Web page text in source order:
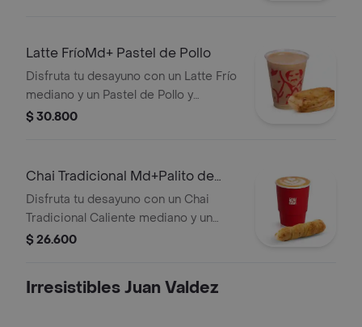
Latte FríoMd+ Pastel de Pollo
Disfruta tu desayuno con un Latte Frío
mediano y un Pastel de Pollo y
Champiñones.
$ 30.800
Chai Tradicional Md+Palito de
Queso
Disfruta tu desayuno con un Chai
Tradicional Caliente mediano y un
Palito de Queso.
$ 26.600
Irresistibles Juan Valdez